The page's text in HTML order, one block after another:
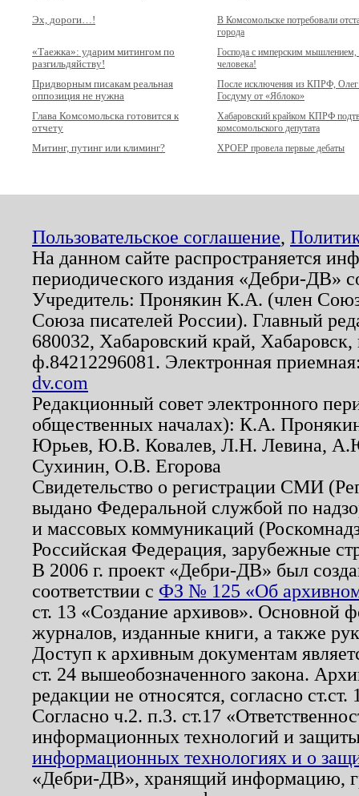
Эх, дороги…!
В Комсомольске потребовали
города
«Таежка»: ударим митингом по
разгильдяйству!
Господа с имперским мышлением,
человека!
Придворным писакам реальная
оппозиция не нужна
После исключения из КПРФ, Олег
Госдуму от «Яблоко»
Глава Комсомольска готовится к
отчету
Хабаровский крайком КПРФ
комсомольского депутата
Митинг, путинг или климинг?
ХРОЕР провела первые дебаты
Пользовательское соглашение,
На данном сайте распространяется
периодического издания «Дебри-ДВ»
Учредитель: Пронякин К.А. (член
Союза писателей России). Главный
680032, Хабаровский край,
ф.84212296081. Электронная
dv.com
Редакционный совет электронного
общественных началах): К.А.
Юрьев, Ю.В. Ковалев, Л.Н. Левина,
Сухинин, О.В. Егорова
Свидетельство о регистрации СМИ
выдано Федеральной службой по
и массовых коммуникаций
Российская Федерация, зарубежные
В 2006 г. проект «Дебри-ДВ» был
соответствии с ФЗ № 125 «Об
ст. 13 «Создание архивов». Основной
журналов, изданные книги, а также
Доступ к архивным документам
ст. 24 вышеобозначенного закона.
редакции не относятся, согласно
Согласно ч.2. п.3. ст.17
информационных технологий и
информационных технологиях и о
«Дебри-ДВ», хранящий информацию,